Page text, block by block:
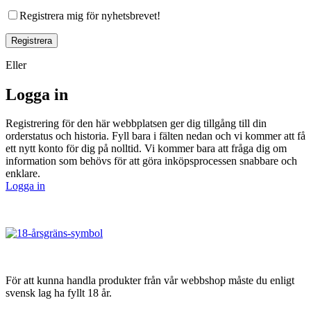
Registrera mig för nyhetsbrevet!
Registrera
Eller
Logga in
Registrering för den här webbplatsen ger dig tillgång till din
orderstatus och historia. Fyll bara i fälten nedan och vi kommer att få
ett nytt konto för dig på nolltid. Vi kommer bara att fråga dig om
information som behövs för att göra inköpsprocessen snabbare och
enklare.
Logga in
För att kunna handla produkter från vår webbshop måste du enligt
svensk lag ha fyllt 18 år.